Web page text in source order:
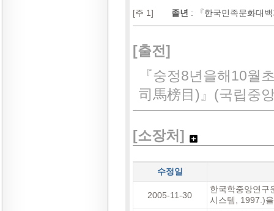
[주 1] 졸년 : 『한국민족문화대
[출전]
『숭정8년을해10월
司馬榜目)』(국립중
[소장처]
수정일
2005-11-30
한국학중앙연구
시스템, 1997.)